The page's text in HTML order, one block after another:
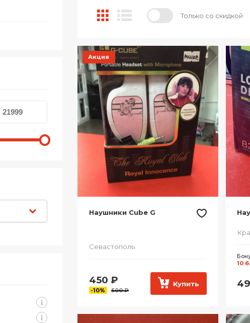
i
i
Только со скидкой
Акция
Наушники Cube G
Севастополь
450 ₽
-10% 500 ₽
Купить
10